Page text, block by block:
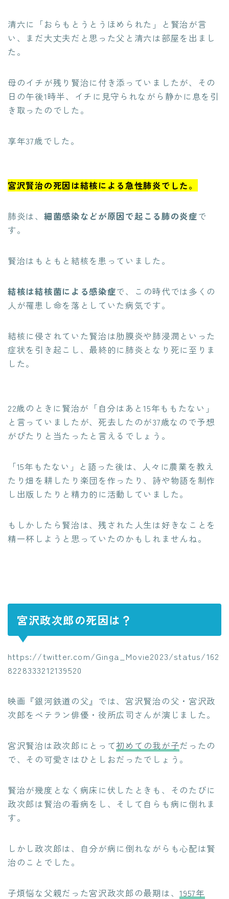
清六に「おらもとうとうほめられた」と賢治が言
い、まだ大丈夫だと思った父と清六は部屋を出まし
た。
母のイチが残り賢治に付き添っていましたが、その
日の午後1時半、イチに見守られながら静かに息を引
き取ったのでした。
享年37歳でした。
宮沢賢治の死因は結核による急性肺炎でした。
肺炎は、 細菌感染などが原因で起こる肺の炎症で
す。
賢治はもともと結核を患っていました。
結核は結核菌による感染症で、この時代では多くの
人が罹患し命を落としていた病気です。
結核に侵されていた賢治は肋膜炎や肺浸潤といった
症状を引き起こし、最終的に肺炎となり死に至りま
した。
22歳のときに賢治が「自分はあと15年ももたない」
と言っていましたが、死去したのが37歳なので予想
がぴたりと当たったと言えるでしょう。
「15年もたない」と語った後は、人々に農業を教え
たり畑を耕したり楽団を作ったり、詩や物語を制作
し出版したりと精力的に活動していました。
もしかしたら賢治は、残された人生は好きなことを
精一杯しようと思っていたのかもしれませんね。
宮沢政次郎の死因は？
https://twitter.com/Ginga_Movie2023/status/162
8228333212139520
映画『銀河鉄道の父』では、宮沢賢治の父・宮沢政
次郎をベテラン俳優・役所広司さんが演じました。
宮沢賢治は政次郎にとって初めての我が子だったの
で、その可愛さはひとしおだったでしょう。
賢治が幾度となく病床に伏したときも、そのたびに
政次郎は賢治の看病をし、そして自らも病に倒れま
す。
しかし政次郎は、自分が病に倒れながらも心配は賢
治のことでした。
子煩悩な父親だった宮沢政次郎の最期は、1957年